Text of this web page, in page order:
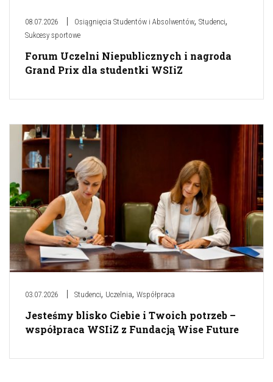
08.07.2026 Osiągnięcia Studentów i Absolwentów, Studenci,
Sukcesy sportowe
Forum Uczelni Niepublicznych i nagroda
Grand Prix dla studentki WSIiZ
03.07.2026 Studenci, Uczelnia, Współpraca
Jesteśmy blisko Ciebie i Twoich potrzeb –
współpraca WSIiZ z Fundacją Wise Future